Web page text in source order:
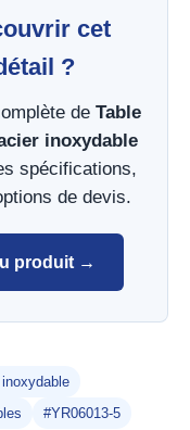
cet
?
de Table
inoxydable
spécifications,
de devis.
produit →
#YR06013-5